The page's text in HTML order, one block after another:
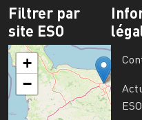
Filtrer par
site ESO
+
−
ESO